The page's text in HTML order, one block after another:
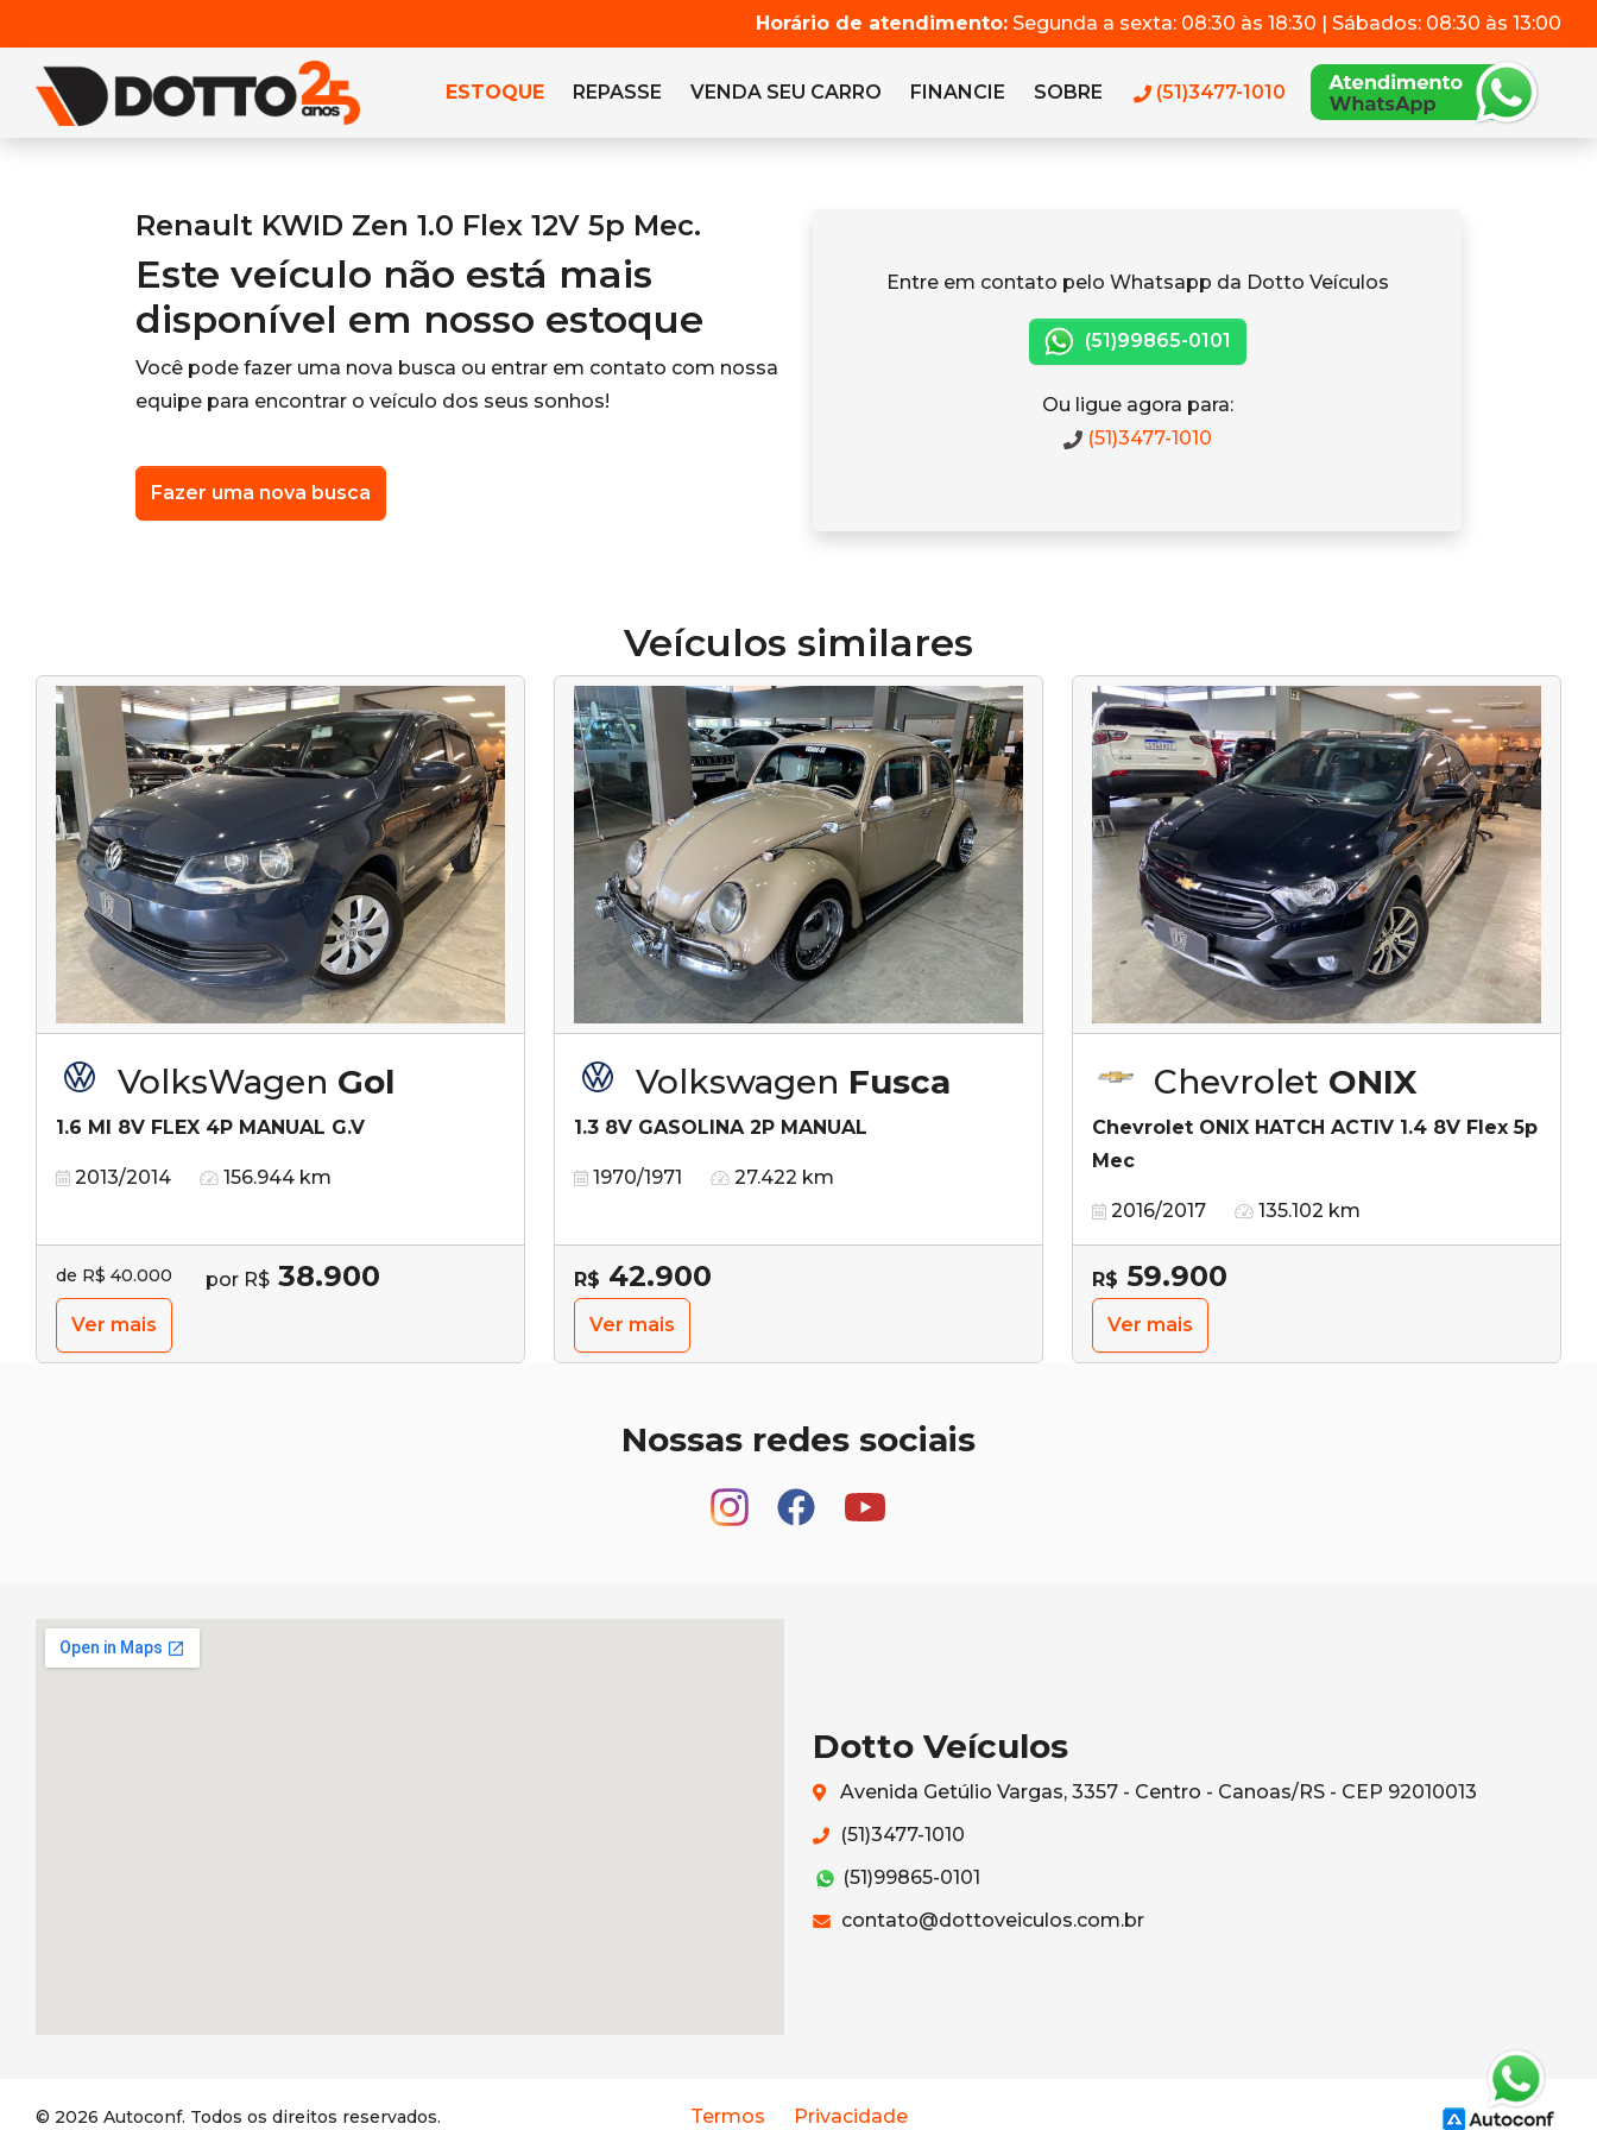
Horário de atendimento: Segunda a sexta: 08:30 às 18:30 | Sábados: 08:30 às 13:00
ESTOQUE REPASSE VENDA SEU CARRO FINANCIE SOBRE (51)3477-1010
Renault KWID Zen 1.0 Flex 12V 5p Mec.
Este veículo não está mais
disponível em nosso estoque
Você pode fazer uma nova busca ou entrar em contato com nossa
equipe para encontrar o veículo dos seus sonhos!
Fazer uma nova busca
Entre em contato pelo Whatsapp da Dotto Veículos
(51)99865-0101
Ou ligue agora para:
(51)3477-1010
Veículos similares
VolksWagen Gol
1.6 MI 8V FLEX 4P MANUAL G.V
2013/2014 156.944 km
de R$ 40.000 por R$ 38.900
Ver mais
Volkswagen Fusca
1.3 8V GASOLINA 2P MANUAL
1970/1971 27.422 km
R$ 42.900
Ver mais
Chevrolet ONIX
Chevrolet ONIX HATCH ACTIV 1.4 8V Flex 5p
Mec
2016/2017 135.102 km
R$ 59.900
Ver mais
Nossas redes sociais
Dotto Veículos
Avenida Getúlio Vargas, 3357 - Centro - Canoas/RS - CEP 92010013
(51)3477-1010
(51)99865-0101
contato@dottoveiculos.com.br
© 2026 Autoconf. Todos os direitos reservados. Termos Privacidade